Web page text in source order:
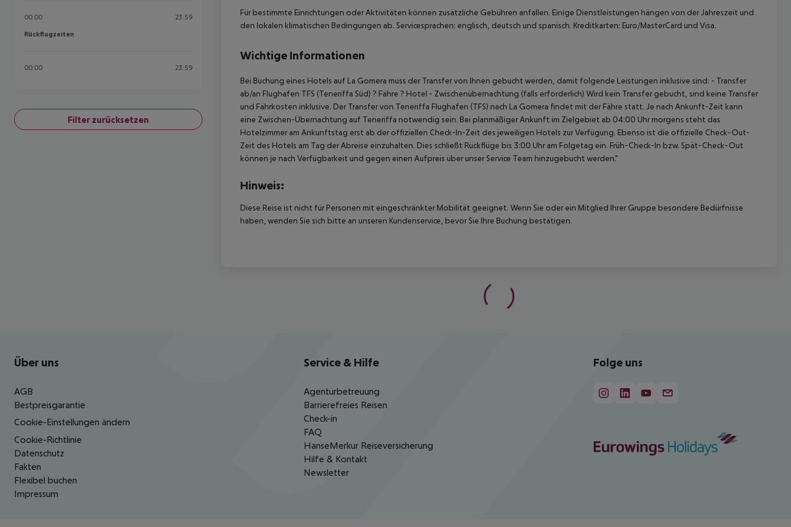
00:00 23:59
Rückflugzeiten
Rückflugzeiten
00:00 23:59
Filter zurücksetzen
Für bestimmte Einrichtungen oder Aktivitäten können zusätzliche Gebühren anfallen. Einige Dienstleistungen hängen von der Jahreszeit und
den lokalen klimatischen Bedingungen ab. Servicesprachen: englisch, deutsch und spanisch. Kreditkarten: Euro/MasterCard und Visa.
Wichtige Informationen
Bei Buchung eines Hotels auf La Gomera muss der Transfer von Ihnen gebucht werden, damit folgende Leistungen inklusive sind: - Transfer
ab/an Flughafen TFS (Teneriffa Süd) ? Fähre ? Hotel - Zwischenübernachtung (falls erforderlich) Wird kein Transfer gebucht, sind keine Transfer
und Fährkosten inklusive. Der Transfer von Teneriffa Flughafen (TFS) nach La Gomera findet mit der Fähre statt. Je nach Ankunft-Zeit kann
eine Zwischen-Übernachtung auf Teneriffa notwendig sein. Bei planmäßiger Ankunft im Zielgebiet ab 04:00 Uhr morgens steht das
Hotelzimmer am Ankunftstag erst ab der offiziellen Check-In-Zeit des jeweiligen Hotels zur Verfügung. Ebenso ist die offizielle Check-Out-
Zeit des Hotels am Tag der Abreise einzuhalten. Dies schließt Rückflüge bis 3:00 Uhr am Folgetag ein. Früh-Check-In bzw. Spät-Check-Out
können je nach Verfügbarkeit und gegen einen Aufpreis über unser Service Team hinzugebucht werden."
Hinweis:
Diese Reise ist nicht für Personen mit eingeschränkter Mobilität geeignet. Wenn Sie oder ein Mitglied Ihrer Gruppe besondere Bedürfnisse
haben, wenden Sie sich bitte an unseren Kundenservice, bevor Sie Ihre Buchung bestätigen.
Footer navigation
Über uns
AGB
Bestpreisgarantie
Cookie-Einstellungen ändern
Cookie-Richtlinie
Datenschutz
Fakten
Flexibel buchen
Impressum
Service & Hilfe
Agenturbetreuung
Barrierefreies Reisen
Check-in
FAQ
HanseMerkur Reiseversicherung
Hilfe & Kontakt
Newsletter
Folge uns